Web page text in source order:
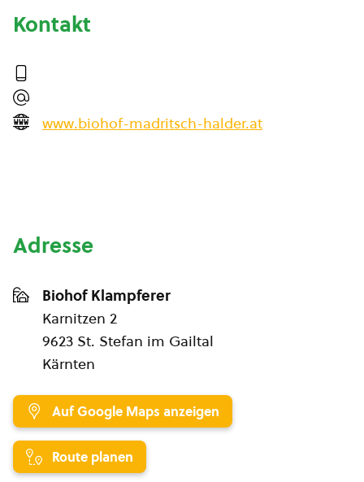
Kontakt
www.biohof-madritsch-halder.at
Adresse
Biohof Klampferer
Karnitzen 2
9623 St. Stefan im Gailtal
Kärnten
Auf Google Maps anzeigen
Route planen